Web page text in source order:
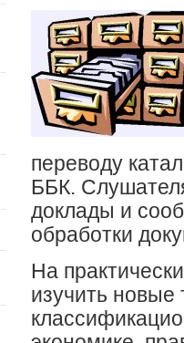
переводу
ББК.
доклады и
обработки
На
изучить новые